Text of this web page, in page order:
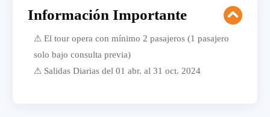
Información Importante
⚠ El tour opera con mínimo 2 pasajeros (1 pasajero
solo bajo consulta previa)
⚠ Salidas Diarias del 01 abr. al 31 oct. 2024